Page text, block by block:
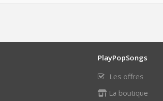
PlayPopSongs
Les offres
La boutique